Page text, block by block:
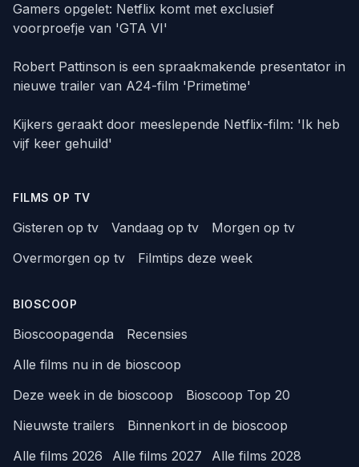
Gamers opgelet: Netflix komt met exclusief
voorproefje van 'GTA VI'
Robert Pattinson is een spraakmakende presentator in
nieuwe trailer van A24-film 'Primetime'
Kijkers geraakt door meeslepende Netflix-film: 'Ik heb
vijf keer gehuild'
FILMS OP TV
Gisteren op tv Vandaag op tv
Morgen op tv
Overmorgen op tv
Filmtips deze week
BIOSCOOP
Bioscoopagenda
Recensies
Alle films nu in de bioscoop
Deze week in de bioscoop
Bioscoop Top 20
Nieuwste trailers
Binnenkort in de bioscoop
Alle films 2026
Alle films 2027 Alle films 2028